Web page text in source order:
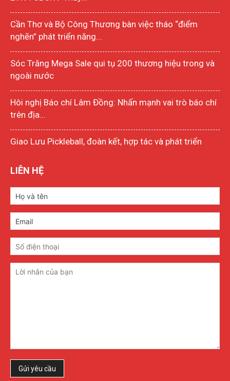
Cần Thơ và Bộ Công Thương bàn việc tháo “điểm
nghẽn” phát triển năng...
Sóc Trăng Mega Sale qui tụ 200 thương hiệu trong và
ngoài nước
Hôi nghị Báo chí Lâm Đồng: Nhấn mạnh vai trò báo chí
trên địa...
Giao Lưu Pickleball, đoàn kết, hợp tác và phát triển
LIÊN HỆ